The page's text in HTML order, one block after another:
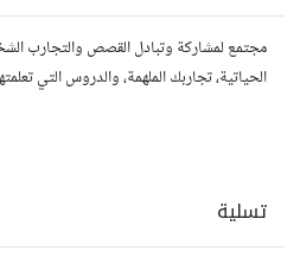
مجتمع لمشاركة وتبادل القصص والتجارب
الحياتية، تجاربك الملهمة، والدروس التي
تسلية